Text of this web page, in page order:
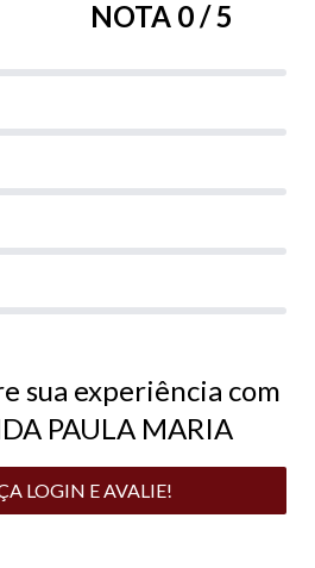
NOTA 0 / 5
sua experiência com
PAULA MARIA
LOGIN E AVALIE!